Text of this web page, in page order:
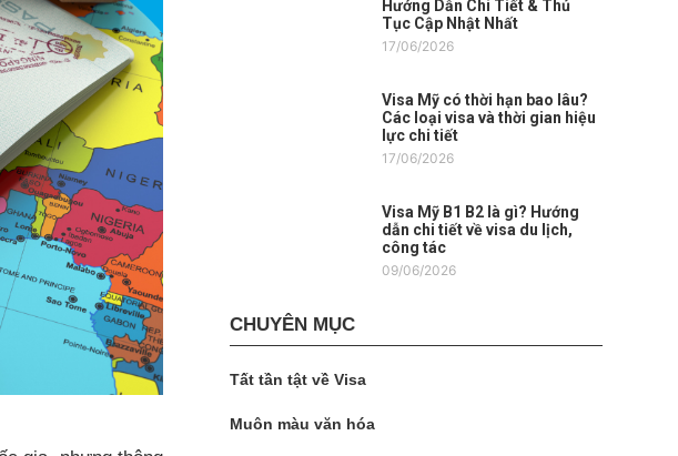
Hướng Dẫn Chi Tiết & Thủ
Tục Cập Nhật Nhất
17/06/2026
Visa Mỹ có thời hạn bao lâu?
Các loại visa và thời gian hiệu
lực chi tiết
17/06/2026
Visa Mỹ B1 B2 là gì? Hướng
dẫn chi tiết về visa du lịch,
công tác
09/06/2026
CHUYÊN MỤC
Tất tần tật về Visa
Muôn màu văn hóa